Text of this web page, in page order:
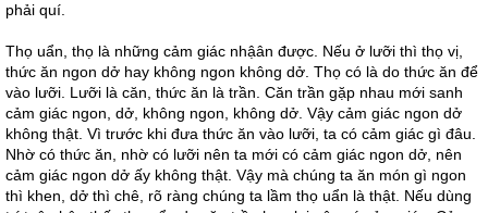
phải quí.
Thọ uẩn, thọ là những cảm giác nhậân được. Nếu ở lưỡi thì thọ vị,
thức ăn ngon dở hay không ngon không dở. Thọ có là do thức ăn để
vào lưỡi. Lưỡi là căn, thức ăn là trần. Căn trần gặp nhau mới sanh
cảm giác ngon, dở, không ngon, không dở. Vậy cảm giác ngon dở
không thật. Vì trước khi đưa thức ăn vào lưỡi, ta có cảm giác gì đâu.
Nhờ có thức ăn, nhờ có lưỡi nên ta mới có cảm giác ngon dở, nên
cảm giác ngon dở ấy không thật. Vậy mà chúng ta ăn món gì ngon
thì khen, dở thì chê, rõ ràng chúng ta lầm thọ uẩn là thật. Nếu dùng